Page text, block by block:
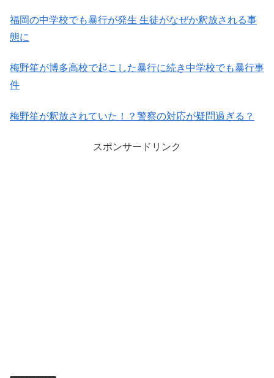
福岡の中学校でも暴行が発生 生徒がなぜか釈放される事
態に
梅野笙が博多高校で起こした暴行に続き中学校でも暴行事
件
梅野笙が釈放されていた！？警察の対応が疑問過ぎる？
スポンサードリンク